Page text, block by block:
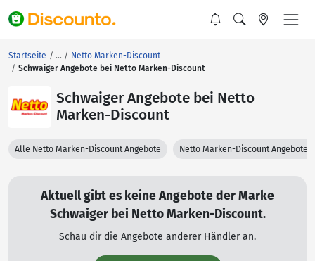
Startseite
Netto Marken-Discount
Schwaiger Angebote bei Netto Marken-Discount
Schwaiger Angebote bei Netto
Marken-Discount
Alle Netto Marken-Discount Angebote Netto Marken-Discount Angebote
Aktuell gibt es keine Angebote der Marke
Schwaiger bei Netto Marken-Discount.
Schau dir die Angebote anderer Händler an.